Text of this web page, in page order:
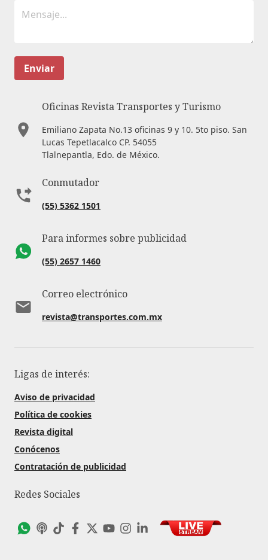
Enviar
Oficinas Revista Transportes y Turismo
Emiliano Zapata No.13 oficinas 9 y 10. 5to piso. San
Lucas Tepetlacalco CP. 54055
Tlalnepantla, Edo. de México.
Conmutador
(55) 5362 1501
Para informes sobre publicidad
(55) 2657 1460
Correo electrónico
revista@transportes.com.mx
Ligas de interés:
Aviso de privacidad
Política de cookies
Revista digital
Conócenos
Contratación de publicidad
Redes Sociales